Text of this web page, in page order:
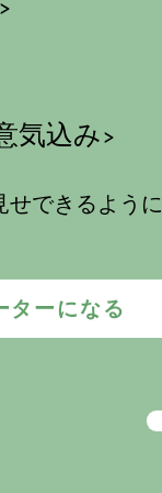
気込み>
できるよう
ターになる